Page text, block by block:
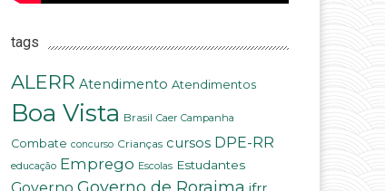
tags
ALERR Atendimento Atendimentos
Boa Vista Brasil Caer Campanha
Combate concurso Crianças cursos DPE-RR
educação Emprego Escolas Estudantes
Governo de Roraima